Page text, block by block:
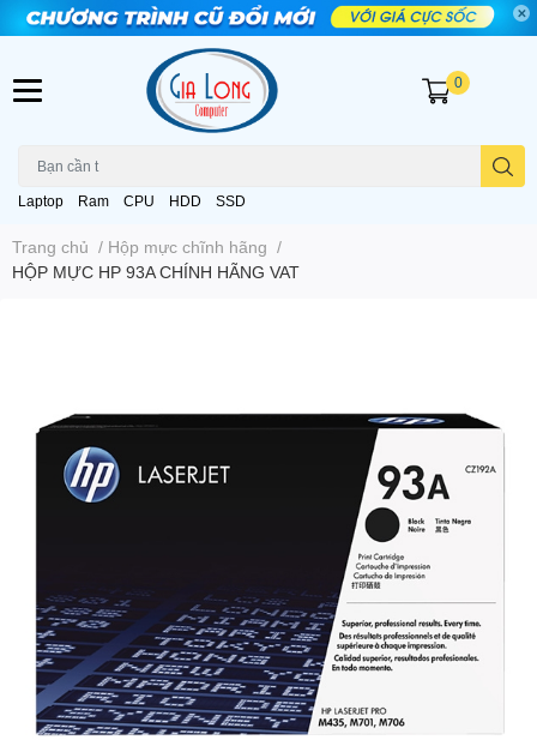
Laptop Ram CPU HDD SSD
0
Trang chủ / Hộp mực chĩnh hãng /
HỘP MỰC HP 93A CHÍNH HÃNG VAT